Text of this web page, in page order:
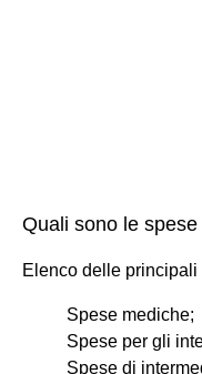
Quali sono le
Elenco delle
Spese mediche;
Spese per gli
Spese di